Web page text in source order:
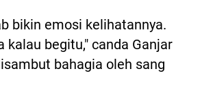
bikin emosi kelihatannya.
kalau begitu," canda Ganjar
bahagia oleh sang